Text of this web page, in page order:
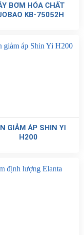
BƠM HÓA CHẤT
KB-75052H
GIẢM ÁP SHIN YI
H200